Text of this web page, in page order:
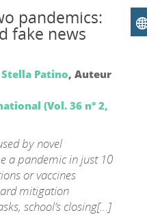
pandemics:
fake news
Stella Patino, Auteur
(Vol. 36 n° 2,
by novel
a pandemic in just 10
or vaccines
mitigation
school’s closing[...]